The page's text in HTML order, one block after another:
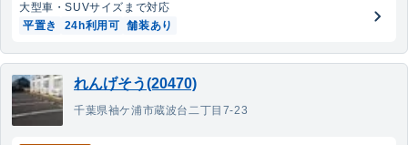
大型車・SUVサイズまで対応
平置き
24h利用可 舗装あり
れんげそう(20470)
千葉県袖ケ浦市蔵波台二丁目7-23